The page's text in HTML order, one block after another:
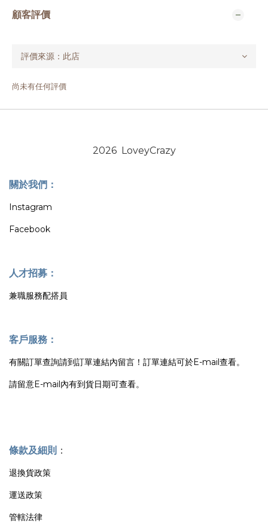
顧客評價
尚未有任何評價
2026 LoveyCrazy
關於我們：
Instagram
Facebook
人才招募：
兼職服務配搭員
客戶服務：
有關訂單查詢請到訂單連結內留言！訂單連結可於E-mail查看。
請留意E-mail內有到貨日期可查看。
條款及細則 ：
退換貨政策
運送政策
管轄法律